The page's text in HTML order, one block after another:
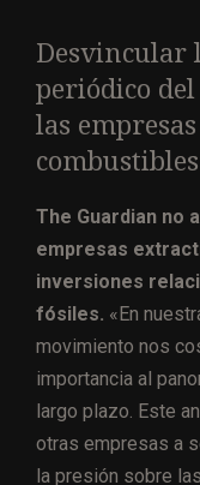
Desvincular
periódico
las
The Guardian no
empresas
inversiones
fósiles. «En
movimiento nos
importancia al
largo plazo. Este
otras empresas a
la presión sobre